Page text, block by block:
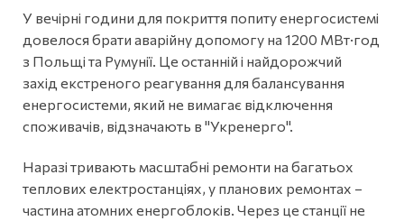
У вечірні години для покриття попиту енергосистемі
довелося брати аварійну допомогу на 1200 МВт·год
з Польщі та Румунії. Це останній і найдорожчий
захід екстреного реагування для балансування
енергосистеми, який не вимагає відключення
споживачів, відзначають в "Укренерго".
Наразі тривають масштабні ремонти на багатьох
теплових електростанціях, у планових ремонтах –
частина атомних енергоблоків. Через це станції не